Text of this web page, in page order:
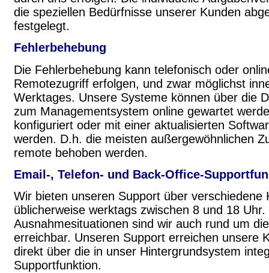
die speziellen Bedürfnisse unserer Kunden
festgelegt.
Fehlerbehebung
Die Fehlerbehebung kann telefonisch oder
Remotezugriff erfolgen, und zwar möglichst
Werktages. Unsere Systeme können über die
zum Managementsystem online gewartet
konfiguriert oder mit einer aktualisierten
werden. D.h. die meisten außergewöhnlichen
remote behoben werden.
Email-, Telefon- und Back-Office-
Wir bieten unseren Support über verschiedene
üblicherweise werktags zwischen 8 und 18 Uhr.
Ausnahmesituationen sind wir auch rund um
erreichbar. Unseren Support erreichen unsere
direkt über die in unser Hintergrundsystem
Supportfunktion.